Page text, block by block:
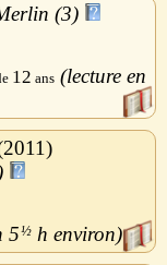
(3)
12
2011
5½ h